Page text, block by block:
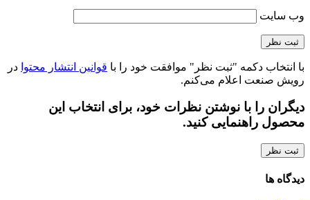
وب‌ سایت
با انتخاب دکمه "ثبت نظر" موافقت خود را با قوانین انتشار محتوا در
رویش صنعت اعلام می‌کنم.
دیگران را با نوشتن نظرات خود، برای انتخاب این
محصول راهنمایی کنید.
ثبت نظر
دیدگاه ها